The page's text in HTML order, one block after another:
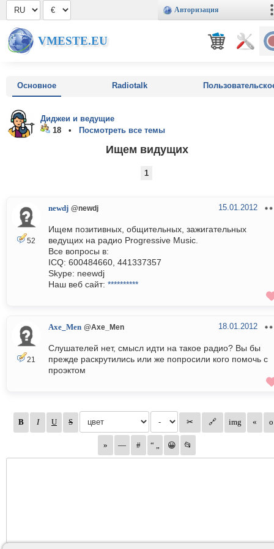
Авторизация
VMESTE.EU
Основное Radiotalk
Диджеи и ведущие
18 •
Посмотреть все темы
Ищем видущих
1
52
newdj @newdj 15.01.2012
Ищем позитивных, общительных, зажигательных
ведущих на радио Progressive Music.
Все вопросы в:
ICQ: 600484660, 441337357
Skype: neewdj
Наш веб сайт: **********
21
Axe_Men @Axe_Men 18.01.2012
Слушателей нет, смысл идти на такое радио? Вы бы
прежде раскрутились или же попросили кого помочь с
проэктом